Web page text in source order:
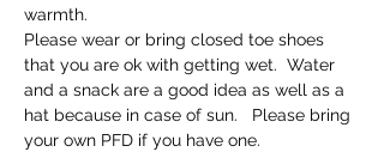
warmth.
Please wear or bring closed toe shoes
that you are ok with getting wet.  Water
and a snack are a good idea as well as a
hat because in case of sun.   Please bring
your own PFD if you have one.